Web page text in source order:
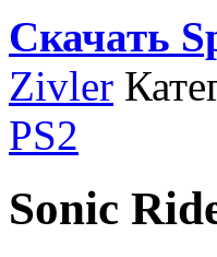
Скачать
Zivler
PS2
Sonic